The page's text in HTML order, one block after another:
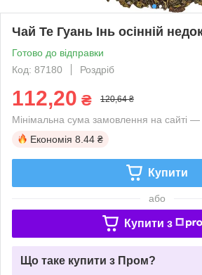
Чай Те Гуань Інь осінній
Готово до відправки
Код: 87180
Роздріб
112,20 ₴ 120,64 ₴
Мінімальна сума замовлення на сайті
Економія 8.44 ₴
Купити
або
Купити з
Що таке купити з Пром?